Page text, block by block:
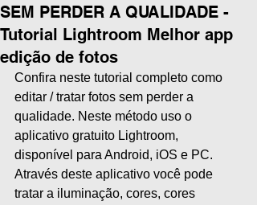
SEM PERDER A QUALIDADE -
Tutorial Lightroom Melhor app
edição de fotos
Confira neste tutorial completo como
editar / tratar fotos sem perder a
qualidade. Neste método uso o
aplicativo gratuito Lightroom,
disponível para Android, iOS e PC.
Através deste aplicativo você pode
tratar a iluminação, cores, cores